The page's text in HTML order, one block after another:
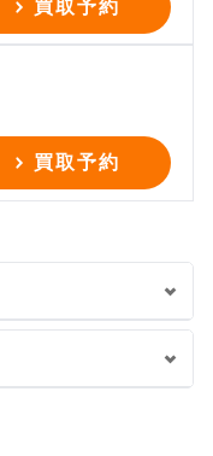
買取予約
買取予約